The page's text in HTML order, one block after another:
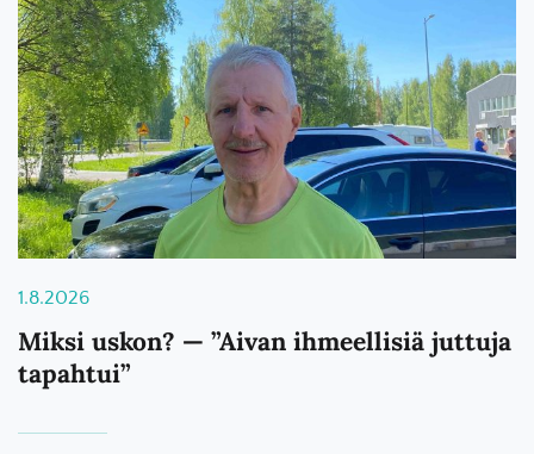
1.8.2026
Miksi uskon? — ”Aivan ihmeellisiä juttuja
tapahtui”